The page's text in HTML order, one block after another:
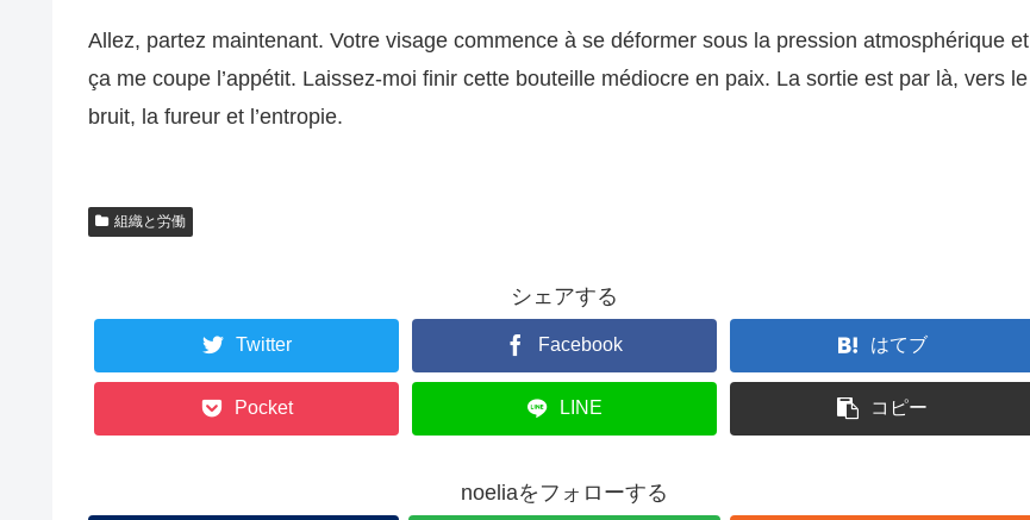
Allez, partez maintenant. Votre visage commence à se déformer sous la pression atmosphérique et
ça me coupe l’appétit. Laissez-moi finir cette bouteille médiocre en paix. La sortie est par là, vers le
bruit, la fureur et l’entropie.
組織と労働
シェアする
Twitter Facebook はてブ
Pocket LINE コピー
noeliaをフォローする